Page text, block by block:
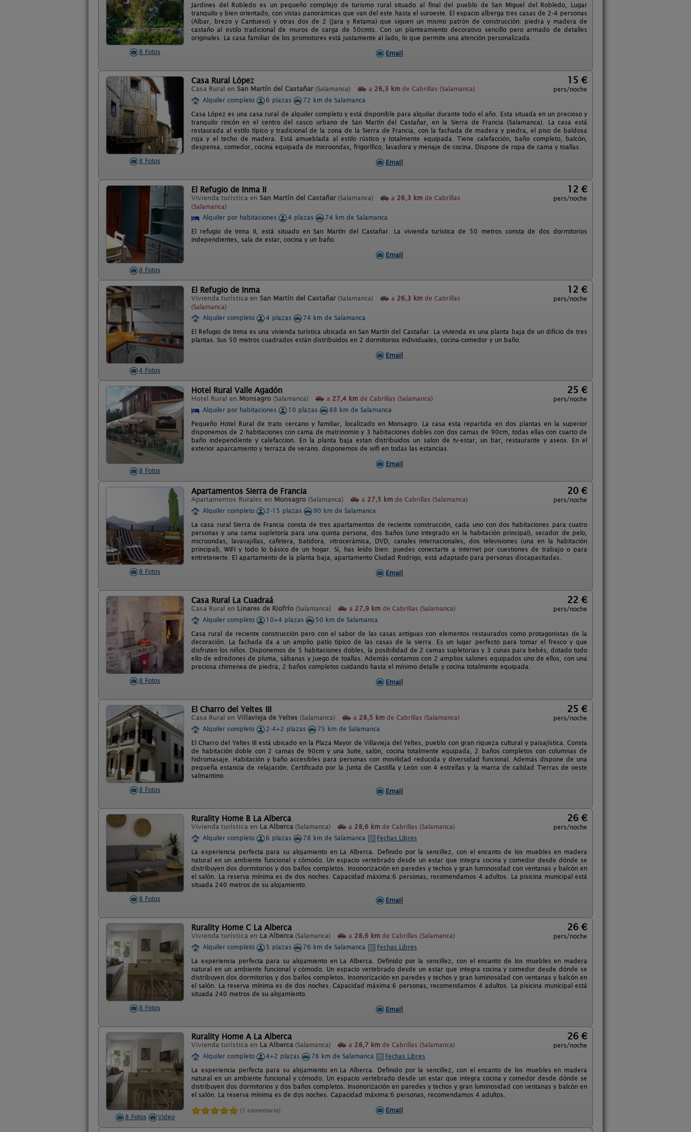
8 Fotos
Jardines del Robledo es un pequeño complejo de turismo rural situado al final del pueblo de San Miguel del Robledo, Lugar
tranquilo y bien orientado, con vistas panorámicas que van del este hasta el suroeste. El espacio alberga tres casas de 2-4 personas
(Albar, brezo y Cantueso) y otras dos de 2 (Jara y Retama) que siguen un mismo patrón de construcción: piedra y madera de
castaño al estilo tradicional de muros de carga de 50cmts. Con un planteamiento decorativo sencillo pero armado de detalles
originales. La casa familiar de los promotores está justamente al lado, lo que permite una atención personalizada.
Email
8 Fotos
Casa Rural López
Casa Rural en San Martín del Castañar (Salamanca) a 26,3 km de Cabrillas (Salamanca)
15 €
pers/noche
Alquiler completo
6 plazas
72 km de Salamanca
Casa López es una casa rural de alquiler completo y está disponible para alquilar durante todo el año. Esta situada en un precioso y
tranquilo rincón en el centro del casco urbano de San Martín del Castañar, en la Sierra de Francia (Salamanca). La casa está
restaurada al estilo típico y tradicional de la zona de la Sierra de Francia, con la fachada de madera y piedra, el piso de baldosa
roja y el techo de madera. Está amueblada al estilo rústico y totalmente equipada. Tiene calefacción, baño completo, balcón,
despensa, comedor, cocina equipada de microondas, frigorífico, lavadora y menaje de cocina. Dispone de ropa de cama y toallas.
Email
8 Fotos
El Refugio de Inma II
Vivienda turística en San Martín del Castañar (Salamanca) a 26,3 km de Cabrillas
(Salamanca)
12 €
pers/noche
Alquiler por habitaciones 4 plazas
74 km de Salamanca
El refugio de Inma II, está situado en San Martín del Castañar. La vivienda turística de 50 metros consta de dos dormitorios
independientes, sala de estar, cocina y un baño.
Email
4 Fotos
El Refugio de Inma
Vivienda turística en San Martín del Castañar (Salamanca) a 26,3 km de Cabrillas
(Salamanca)
12 €
pers/noche
Alquiler completo 4 plazas
74 km de Salamanca
El Refugio de Inma es una vivienda turística ubicada en San Martín del Castañar. La vivienda es una planta baja de un dificio de tres
plantas. Sus 50 metros cuadrados están distribuidos en 2 dormitorios individuales, cocina-comedor y un baño.
Email
8 Fotos
Hotel Rural Valle Agadón
Hotel Rural en Monsagro (Salamanca) a 27,4 km de Cabrillas (Salamanca)
25 €
pers/noche
Alquiler por habitaciones
10 plazas
88 km de Salamanca
Pequeño Hotel Rural de trato cercano y familiar, localizado en Monsagro. La casa esta repartida en dos plantas en la superior
disponemos de 2 habitaciones con cama de matrinomio y 3 habitaciones dobles con dos camas de 90cm, todas ellas con cuarto de
baño independiente y calefaccion. En la planta baja estan distribuidos un salon de tv-estar, un bar, restaurante y aseos. En el
exterior aparcamiento y terraza de verano. disponemos de wifi en todas las estancias.
Email
8 Fotos
Apartamentos Sierra de Francia
Apartamentos Rurales en Monsagro (Salamanca) a 27,5 km de Cabrillas (Salamanca)
20 €
pers/noche
Alquiler completo
2-15 plazas
90 km de Salamanca
La casa rural Sierra de Francia consta de tres apartamentos de reciente construcción, cada uno con dos habitaciones para cuatro
personas y una cama supletoria para una quinta persona, dos baños (uno integrado en la habitación principal), secador de pelo,
microondas, lavavajillas, cafetera, batidora, vitrocerámica, DVD, canales internacionales, dos televisiones (una en la habitación
principal), WIFI y todo lo básico de un hogar. Sí, has leído bien: puedes conectarte a internet por cuestiones de trabajo o para
entretenerte. El apartamento de la planta baja, apartamento Ciudad Rodrigo, está adaptado para personas discapacitadas.
Email
8 Fotos
Casa Rural La Cuadraá
Casa Rural en Linares de Riofrío (Salamanca) a 27,9 km de Cabrillas (Salamanca)
22 €
pers/noche
Alquiler completo
10+4 plazas
50 km de Salamanca
Casa rural de reciente construcción pero con el sabor de las casas antiguas con elementos restaurados como protagonistas de la
decoración. La fachada da a un amplio patio típico de las casas de la sierra. Es un lugar perfecto para tomar el fresco y que
disfruten los niños. Disponemos de 5 habitaciones dobles, la posibilidad de 2 camas supletorias y 3 cunas para bebés, dotado todo
ello de edredones de pluma, sábanas y juego de toallas. Además contamos con 2 amplios salones equipados uno de ellos, con una
preciosa chimenea de piedra, 2 baños completos cuidando hasta el mínimo detalle y cocina totalmente equipada.
Email
8 Fotos
El Charro del Yeltes III
Casa Rural en Villavieja de Yeltes (Salamanca) a 28,5 km de Cabrillas (Salamanca)
25 €
pers/noche
Alquiler completo
2-4+2 plazas
75 km de Salamanca
El Charro del Yeltes III está ubicado en la Plaza Mayor de Villavieja del Yeltes, pueblo con gran riqueza cultural y paisajística. Consta
de habitación doble con 2 camas de 90cm y una Suite, salón, cocina totalmente equipada, 2 baños completos con columnas de
hidromasaje. Habitación y baño accesibles para personas con movilidad reducida y diversidad funcional. Además dispone de una
pequeña estancia de relajación. Certificado por la Junta de Castilla y León con 4 estrellas y la marca de calidad Tierras de oeste
salmantino.
Email
8 Fotos
Rurality Home B La Alberca
Vivienda turística en La Alberca (Salamanca) a 28,6 km de Cabrillas (Salamanca)
26 €
pers/noche
Alquiler completo
6 plazas 78 km de Salamanca
Fechas Libres
La experiencia perfecta para su alojamiento en La Alberca. Definido por la sencillez, con el encanto de los muebles en madera
natural en un ambiente funcional y cómodo. Un espacio vertebrado desde un estar que integra cocina y comedor desde dónde se
distribuyen dos dormitorios y dos baños completos. Insonorización en paredes y techos y gran luminosidad con ventanas y balcón en
el salón. La reserva mínima es de dos noches. Capacidad máxima:6 personas, recomendamos 4 adultos. La pisicina municipal está
situada 240 metros de su alojamiento.
Email
8 Fotos
Rurality Home C La Alberca
Vivienda turística en La Alberca (Salamanca) a 28,6 km de Cabrillas (Salamanca)
26 €
pers/noche
Alquiler completo
5 plazas 76 km de Salamanca
Fechas Libres
La experiencia perfecta para su alojamiento en La Alberca. Definido por la sencillez, con el encanto de los muebles en madera
natural en un ambiente funcional y cómodo. Un espacio vertebrado desde un estar que integra cocina y comedor desde dónde se
distribuyen dos dormitorios y dos baños completos. Insonorización en paredes y techos y gran luminosidad con ventanas y balcón en
el salón. La reserva mínima es de dos noches. Capacidad máxima:6 personas, recomendamos 4 adultos. La pisicina municipal está
situada 240 metros de su alojamiento.
Email
8 Fotos Video
Rurality Home A La Alberca
Vivienda turística en La Alberca (Salamanca) a 28,7 km de Cabrillas (Salamanca)
26 €
pers/noche
Alquiler completo
4+2 plazas 76 km de Salamanca
Fechas Libres
La experiencia perfecta para su alojamiento en La Alberca. Definido por la sencillez, con el encanto de los muebles en madera
natural en un ambiente funcional y cómodo. Un espacio vertebrado desde un estar que integra cocina y comedor desde dónde se
distribuyen dos dormitorios y dos baños completos. Insonorización en paredes y techos y gran luminosidad con ventanas y balcón en
el salón. La reserva mínima es de dos noches. Capacidad máxima:6 personas, recomendamos 4 adultos.
(1 comentario) Email